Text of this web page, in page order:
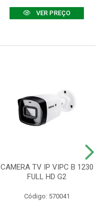
VER PREÇO
CAMERA TV IP VIPC B 1230
FULL HD G2
Código: 570041